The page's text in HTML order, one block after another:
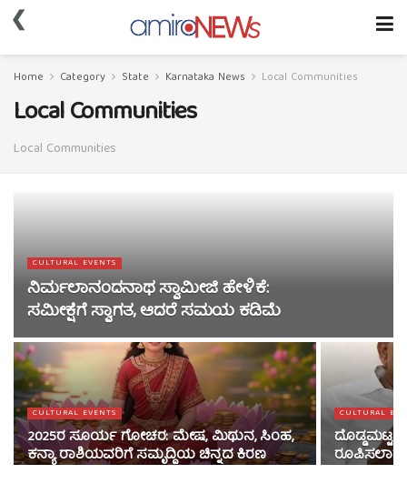
❮
Home Category State Karnataka News Local Communities
Local Communities
Local Communities
CULTURAL EVENTS
ನಿರ್ಮಲಾನಂದನಾಥ ಸ್ವಾಮೀಜಿ ಹೇಳಿಕೆ:
ಸಮೀಕ್ಷೆಗೆ ಸ್ವಾಗತ, ಆದರೆ ಸಮಯ ಕಡಿಮೆ
CULTURAL EVENTS
2025ರ ಸೂರ್ಯ ಗೋಚರ: ಮೇಷ, ಮಿಥುನ, ಸಿಂಹ,
ಕನ್ಯಾ ರಾಶಿಯವರಿಗೆ ಸಮೃದ್ಧಿಯ ಚಿನ್ನದ ಕಿರಣ
CULTURAL